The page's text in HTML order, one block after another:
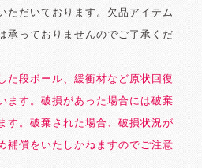
ただいております。欠品アイテム
承っておりませんのでご了承くだ
た段ボール、緩衝材など原状回復
ます。破損があった場合には破棄
す。破棄された場合、破損状況が
補償をいたしかねますのでご注意